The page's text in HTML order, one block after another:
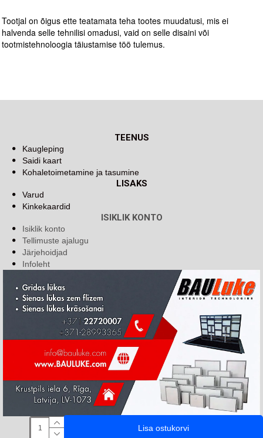
Lisa ostukorvi
Tootjal on õigus ette teatamata teha tootes muudatusi, mis ei
halvenda selle tehnilisi omadusi, vaid on selle disaini või
tootmistehnoloogia täiustamise töö tulemus.
TEENUS
Kaugleping
Saidi kaart
Kohaletoimetamine ja tasumine
LISAKS
Varud
Kinkekaardid
ISIKLIK KONTO
Isiklik konto
Tellimuste ajalugu
Järjehoidjad
Infoleht